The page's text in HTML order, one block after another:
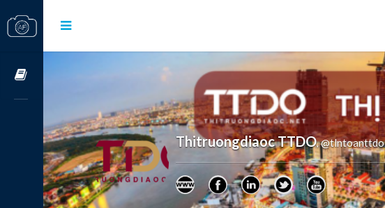
Thitruongdiaoc TTDO,@tlntoanttdo